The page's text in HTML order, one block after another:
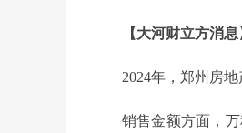
【大河财立方消息
2024年，郑州房
销售金额方面，